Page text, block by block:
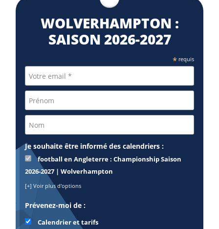
WOLVERHAMPTON :
SAISON 2026⁠-2027
*requis
Je souhaite être informé des calendriers :
football en Angleterre : Championship Saison
2026-2027 | Wolverhampton
[+] Voir plus d'options
Prévenez-moi de :
Calendrier et tarifs